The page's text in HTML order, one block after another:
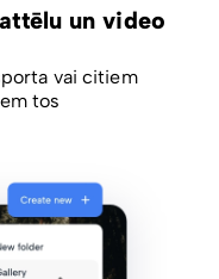
un video
vai citiem
tos